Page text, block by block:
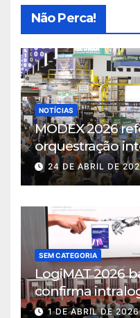
Não Perca!
NOTÍCIAS
MODEX 2026
orquestração
intralogística
24 DE ABRIL DE
SEM CATEGORIA
LogiMAT 2026
confirma
de decisão em
1 DE ABRIL DE